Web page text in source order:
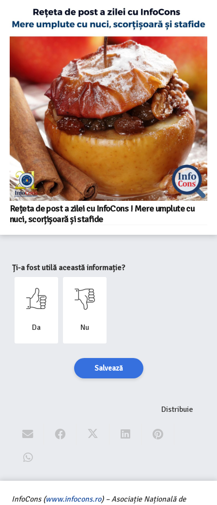
Rețeta de post a zilei cu InfoCons ! Mere umplute cu
nuci, scorțișoară și stafide
Ți-a fost utilă această informație?
Da Nu
Salvează
Distribuie
InfoCons (www.infocons.ro) – Asociație Națională de